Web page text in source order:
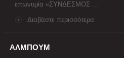
επωνυμία «ΣΥΝΔΕΣΜΟΣ ...
Διαβάστε περισσότερα
ΑΛΜΠΟΥΜ